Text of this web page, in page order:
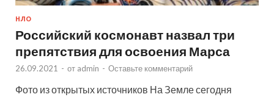
НЛО
Российский космонавт назвал три
препятствия для освоения Марса
26.09.2021 - от admin - Оставьте комментарий
Фото из открытых источников На Земле сегодня